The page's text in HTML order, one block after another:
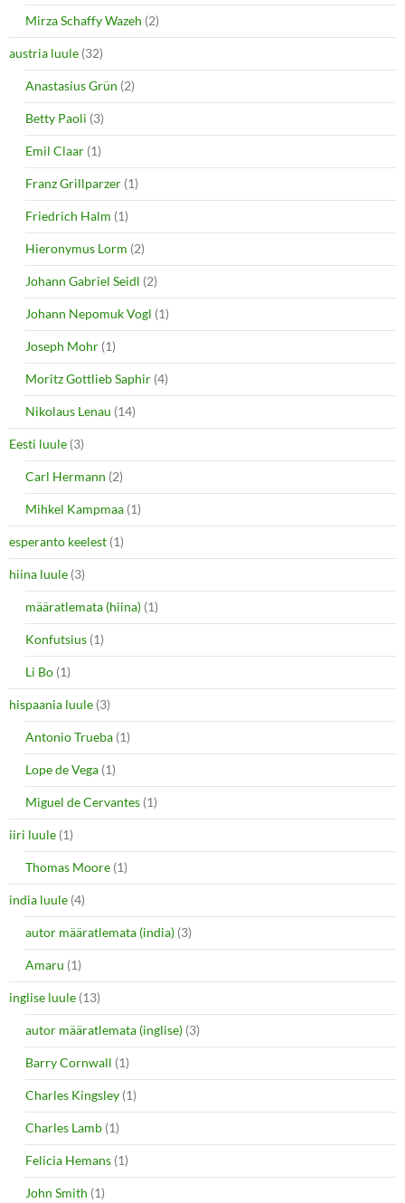
w
i
n
d
o
)
w
w
i
n
d
w
)
Mirza Schaffy Wazeh (2)
austria luule (32)
Anastasius Grün (2)
Betty Paoli (3)
Emil Claar (1)
Franz Grillparzer (1)
Friedrich Halm (1)
Hieronymus Lorm (2)
Johann Gabriel Seidl (2)
Johann Nepomuk Vogl (1)
Joseph Mohr (1)
Moritz Gottlieb Saphir (4)
Nikolaus Lenau (14)
Eesti luule (3)
Carl Hermann (2)
Mihkel Kampmaa (1)
esperanto keelest (1)
hiina luule (3)
määratlemata (hiina) (1)
Konfutsius (1)
Li Bo (1)
hispaania luule (3)
Antonio Trueba (1)
Lope de Vega (1)
Miguel de Cervantes (1)
iiri luule (1)
Thomas Moore (1)
india luule (4)
autor määratlemata (india) (3)
Amaru (1)
inglise luule (13)
autor määratlemata (inglise) (3)
Barry Cornwall (1)
Charles Kingsley (1)
Charles Lamb (1)
Felicia Hemans (1)
John Smith (1)